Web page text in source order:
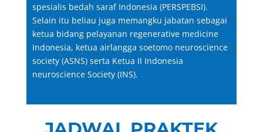
spesialis bedah saraf Indonesia (PERSPEBSI).
Selain itu beliau juga memangku jabatan sebagai
ketua bidang pelayanan regenerative medicine
Indonesia, ketua airlangga soetomo neuroscience
society (ASNS) serta Ketua II Indonesia
neuroscience Society (INS).